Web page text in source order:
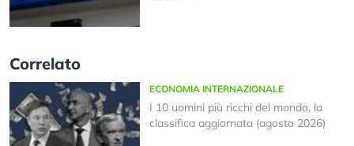
Correlato
ECONOMIA INTERNAZIONALE
I 10 uomini più ricchi del mondo, la
classifica aggiornata (agosto 2026)